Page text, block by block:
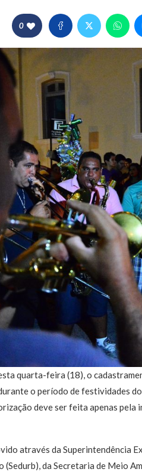
0
quarta-feira (18), o
o período de festividades
deve ser feita apenas
através da Superintendência
da Secretaria de Meio